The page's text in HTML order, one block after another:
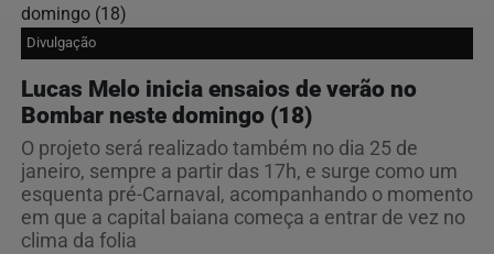
Divulgação
Lucas Melo inicia ensaios de verão no
Bombar neste domingo (18)
O projeto será realizado também no dia 25 de
janeiro, sempre a partir das 17h, e surge como um
esquenta pré-Carnaval, acompanhando o momento
em que a capital baiana começa a entrar de vez no
clima da folia